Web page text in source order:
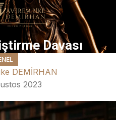
Davası
DEMİRHAN
2023